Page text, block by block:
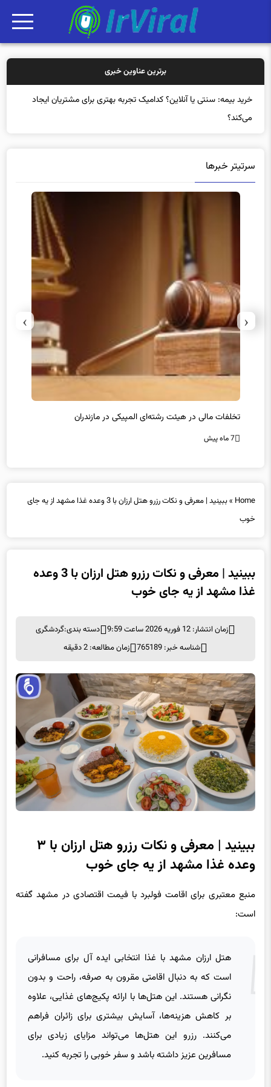
برترین عناوین خبری
خرید بیمه: سنتی یا آنلاین؟ کدامیک تجربه بهتری برای مشتریان ایجاد
می‌کند؟
سرتیتر خبرها
تخلفات مالی در هیئت رشته‌ای المپیکی در مازندران
7 ماه پیش
‹
›
Home
»
ببینید | معرفی و نکات رزرو هتل ارزان با 3 وعده غذا مشهد از یه‌ جای‌
خوب
ببینید | معرفی و نکات رزرو هتل ارزان با 3 وعده
غذا مشهد از یه‌ جای‌ خوب
زمان انتشار: 12 فوریه 2026 ساعت 9:59 دسته بندی:گردشگری
شناسه خبر: 765189
زمان مطالعه: 2 دقیقه
ببینید | معرفی و نکات رزرو هتل ارزان با ۳
وعده غذا مشهد از یه‌ جای‌ خوب
منبع معتبری برای اقامت فولبرد با فیمت اقتصادی در مشهد گفته
است:
هتل ارزان مشهد با غذا انتخابی ایده‌ آل برای مسافرانی
است که به دنبال اقامتی مقرون‌ به‌ صرفه، راحت و بدون
نگرانی هستند. این هتل‌ها با ارائه پکیج‌های غذایی، علاوه
بر کاهش هزینه‌ها، آسایش بیشتری برای زائران فراهم
می‌کنند. رزرو این هتل‌ها می‌تواند مزایای زیادی برای
مسافرین عزیز داشته باشد و سفر خوبی را تجربه کنید.